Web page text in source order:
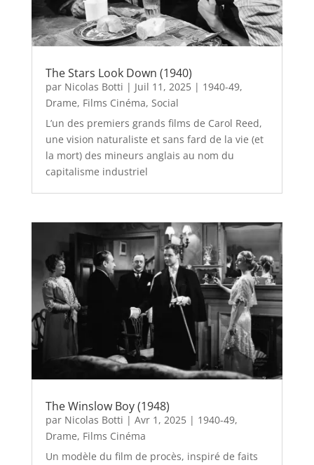
The Stars Look Down (1940)
par Nicolas Botti | Juil 11, 2025| 1940-49,
Drame, Films Cinéma, Social
L’un des premiers grands films de Carol Reed,
une vision naturaliste et sans fard de la vie (et
la mort) des mineurs anglais au nom du
capitalisme industriel
The Winslow Boy (1948)
par Nicolas Botti | Avr 1, 2025| 1940-49,
Drame, Films Cinéma
Un modèle du film de procès, inspiré de faits